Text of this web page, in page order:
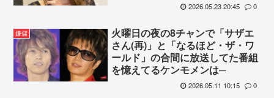
2026.05.23 20:45 0
嫌儲
火曜日の夜の8チャンで「サザエ
さん(再)」と「なるほど・ザ・ワ
ールド」の合間に放送してた番組
を憶えてるケンモメンは─
2026.05.11 10:15 0